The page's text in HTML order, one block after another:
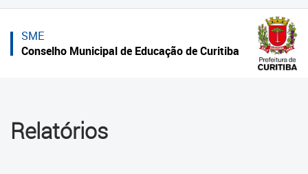
Secretaria
Profissionais da educação
Contato
Inicial
Secretaria
Crianças e estudantes
SME
Conselho Municipal de Educação de Curitiba
Relatórios